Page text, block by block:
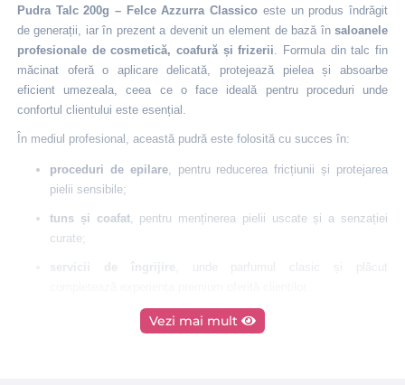
Pudra Talc 200g – Felce Azzurra Classico este un produs îndrăgit
de generații, iar în prezent a devenit un element de bază însaloanele
profesionale de cosmetică, coafură și frizerii. Formula din talc fin
măcinat oferă o aplicare delicată, protejează pielea și absoarbe
eficient umezeala, ceea ce o face ideală pentru proceduri unde
confortul clientului este esențial.
În mediul profesional, această pudră este folosită cu succes în:
proceduri de epilare, pentru reducerea fricțiunii și protejarea
pielii sensibile;
tuns și coafat, pentru menținerea pielii uscate și a senzației
curate;
servicii de îngrijire , unde parfumul clasic și plăcut
Felce Azzurra Classicodatorită:
Vezi mai mult